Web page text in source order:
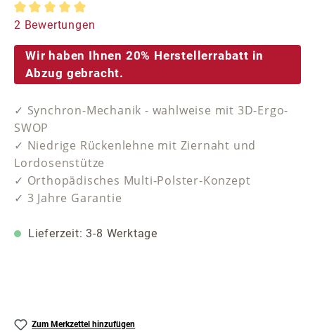
Durchschnittliche Bewertung von 5 von 5 Sternen
2 Bewertungen
Wir haben Ihnen 20% Herstellerrabatt in
Abzug gebracht.
✓ Synchron-Mechanik - wahlweise mit 3D-Ergo-
SWOP
✓ Niedrige Rückenlehne mit Ziernaht und
Lordosenstütze
✓ Orthopädisches Multi-Polster-Konzept
✓ 3 Jahre Garantie
Lieferzeit: 3-8 Werktage
Zum Merkzettel hinzufügen